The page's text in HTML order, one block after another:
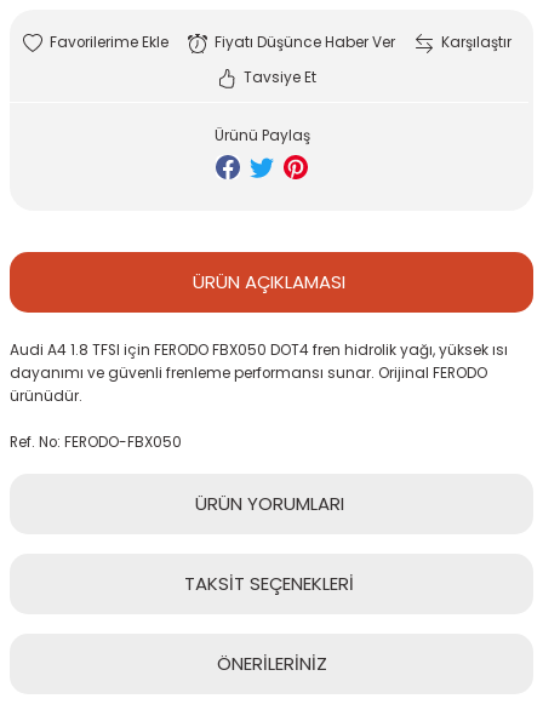
Fiyatı Düşünce Haber Ver
Karşılaştır
Tavsiye Et
Ürünü Paylaş
ÜRÜN AÇIKLAMASI
Audi A4 1.8 TFSI için FERODO FBX050 DOT4 fren hidrolik yağı, yüksek ısı
dayanımı ve güvenli frenleme performansı sunar. Orijinal FERODO
ürünüdür.
Ref. No: FERODO-FBX050
ÜRÜN YORUMLARI
TAKSİT SEÇENEKLERİ
ÖNERİLERİNİZ